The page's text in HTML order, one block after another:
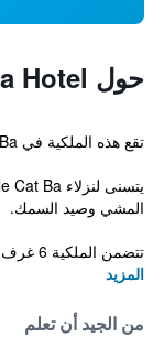
حول Little Cat Ba Hotel
تقع هذه الملكية في Cat Ba هاي فونج، و تقدم كرة الطاولة وحديقة.
المشي وصيد السمك.
تتضمن الملكية 6 غرف كل منها توفر كل الأ...
المزيد
من الجيد أن تعلم